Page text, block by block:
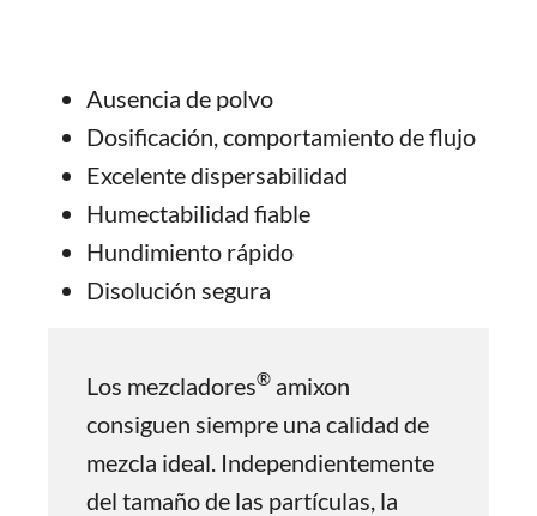
Ausencia de polvo
Dosificación, comportamiento de flujo
Excelente dispersabilidad
Humectabilidad fiable
Hundimiento rápido
Disolución segura
Los mezcladores® amixon
consiguen siempre una calidad de
mezcla ideal. Independientemente
del tamaño de las partículas, la